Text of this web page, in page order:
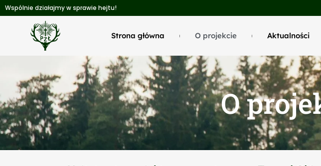
Wspólnie działajmy w sprawie hejtu!
Strona główna O projekcie Aktualności
O